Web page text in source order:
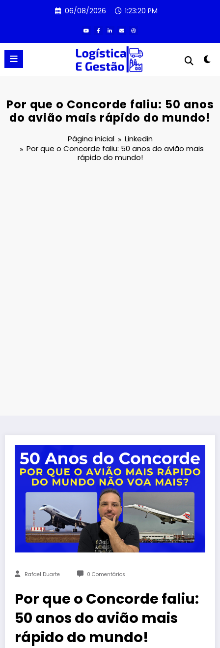
06/08/2026 1:23:20 PM
Por que o Concorde faliu: 50 anos
do avião mais rápido do mundo!
Página inicial
Linkedin
Por que o Concorde faliu: 50 anos do avião mais
rápido do mundo!
Rafael Duarte 0 Comentários
Por que o Concorde faliu:
50 anos do avião mais
rápido do mundo!